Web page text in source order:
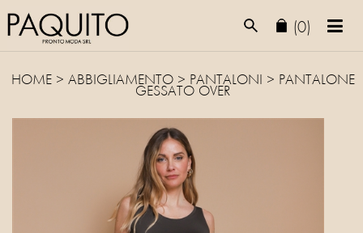
(0)
HOME > ABBIGLIAMENTO> PANTALONI
> PANTALONE
GESSATO OVER